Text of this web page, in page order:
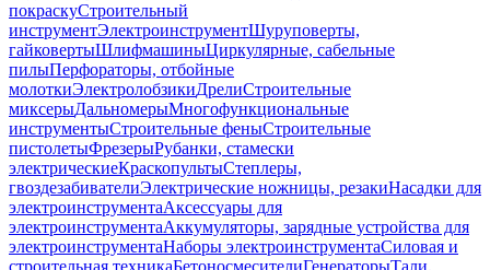
покраскуСтроительный
инструментЭлектроинструментШуруповерты,
гайковертыШлифмашиныЦиркулярные, сабельные
пилыПерфораторы, отбойные
молоткиЭлектролобзикиДрелиСтроительные
миксерыДальномерыМногофункциональные
инструментыСтроительные феныСтроительные
пистолетыФрезерыРубанки, стамески
электрическиеКраскопультыСтеплеры,
гвоздезабивателиЭлектрические ножницы, резакиНасадки для
электроинструментаАксессуары для
электроинструментаАккумуляторы, зарядные устройства для
электроинструментаНаборы электроинструментаСиловая и
строительная техникаБетоносмесителиГенераторыТали,